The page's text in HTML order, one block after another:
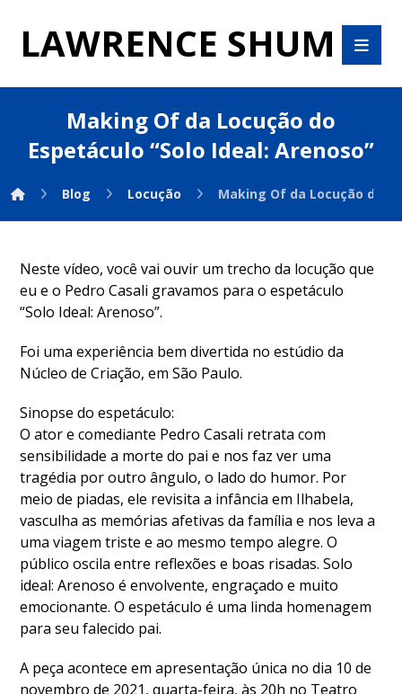
LAWRENCE SHUM
Making Of da Locução do
Espetáculo “Solo Ideal: Arenoso”
Blog Locução Making Of da Locução do
Neste vídeo, você vai ouvir um trecho da locução que
eu e o Pedro Casali gravamos para o espetáculo
“Solo Ideal: Arenoso”.
Foi uma experiência bem divertida no estúdio da
Núcleo de Criação, em São Paulo.
Sinopse do espetáculo:
O ator e comediante Pedro Casali retrata com
sensibilidade a morte do pai e nos faz ver uma
tragédia por outro ângulo, o lado do humor. Por
meio de piadas, ele revisita a infância em Ilhabela,
vasculha as memórias afetivas da família e nos leva a
uma viagem triste e ao mesmo tempo alegre. O
público oscila entre reflexões e boas risadas. Solo
ideal: Arenoso é envolvente, engraçado e muito
emocionante. O espetáculo é uma linda homenagem
para seu falecido pai.
A peça acontece em apresentação única no dia 10 de
novembro de 2021, quarta-feira, às 20h no Teatro